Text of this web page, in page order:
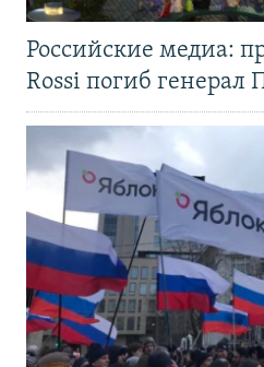
Российские медиа:
Rossi погиб генерал